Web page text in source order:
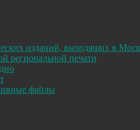
изданий, выходящих в
региональной печати
файлы